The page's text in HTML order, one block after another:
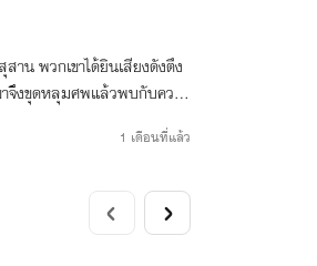
าน พวกเขาได้ยินเสียงดังตึง
จึงขุดหลุมศพแล้วพบกับความ
1 เดือนที่แล้ว